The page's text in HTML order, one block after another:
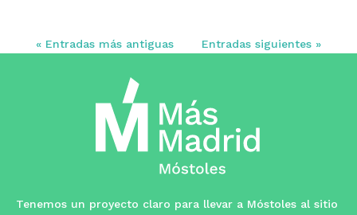
« Entradas más antiguas Entradas siguientes »
Tenemos un proyecto claro para llevar a Móstoles al sitio